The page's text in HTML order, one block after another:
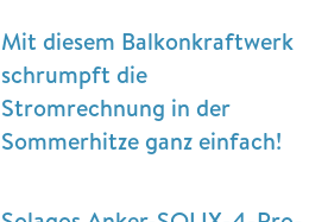
Mit diesem Balkonkraftwerk
schrumpft die
Stromrechnung in der
Sommerhitze ganz einfach!